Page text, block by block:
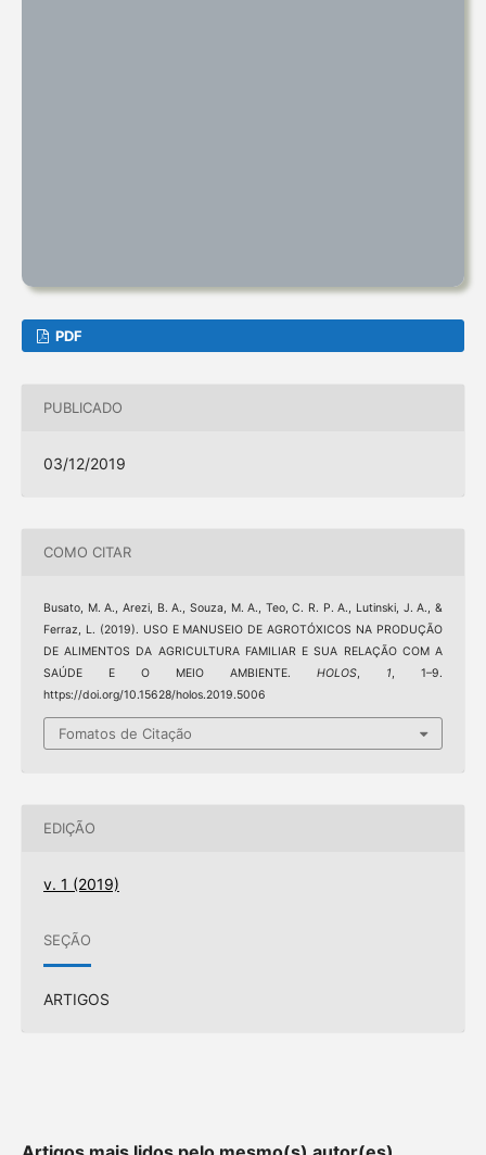
PDF
PUBLICADO
03/12/2019
COMO CITAR
Busato, M. A., Arezi, B. A., Souza, M. A., Teo, C. R. P. A., Lutinski, J. A., &
Ferraz, L. (2019). USO E MANUSEIO DE AGROTÓXICOS NA PRODUÇÃO
DE ALIMENTOS DA AGRICULTURA FAMILIAR E SUA RELAÇÃO COM A
SAÚDE E O MEIO AMBIENTE.HOLOS, 1, 1–9.
https://doi.org/10.15628/holos.2019.5006
Fomatos de Citação
EDIÇÃO
v. 1 (2019)
SEÇÃO
ARTIGOS